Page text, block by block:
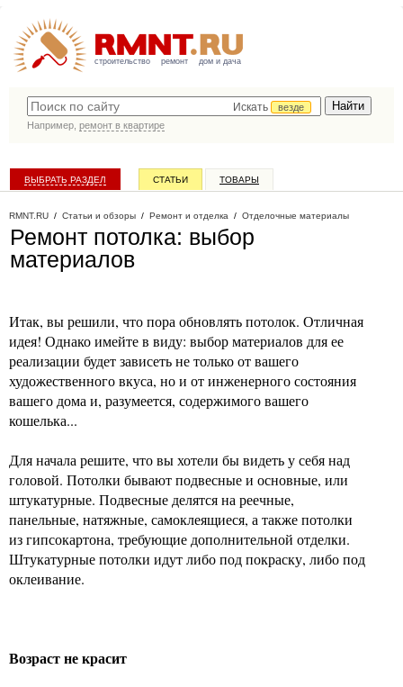
строительство ремонт дом и дача
Искать
везде
Например, ремонт в квартире
ВЫБРАТЬ РАЗДЕЛ СТАТЬИ ТОВАРЫ
RMNT.RU / Статьи и обзоры / Ремонт и отделка / Отделочные материалы
Ремонт потолка: выбор
материалов
Итак, вы решили, что пора обновлять потолок. Отличная
идея! Однако имейте в виду: выбор материалов для ее
реализации будет зависеть не только от вашего
художественного вкуса, но и от инженерного состояния
вашего дома и, разумеется, содержимого вашего
кошелька...
Для начала решите, что вы хотели бы видеть у себя над
головой. Потолки бывают подвесные и основные, или
штукатурные. Подвесные делятся на реечные,
панельные, натяжные, самоклеящиеся, а также потолки
из гипсокартона, требующие дополнительной отделки.
Штукатурные потолки идут либо под покраску, либо под
оклеивание.
Возраст не красит